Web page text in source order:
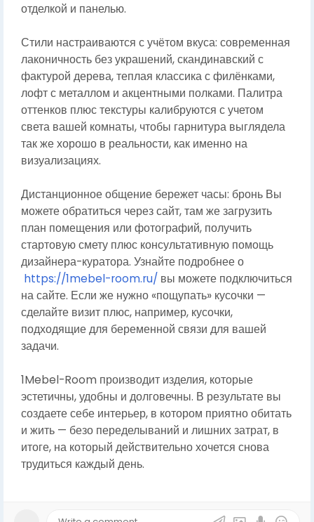
отделкой и панелью.
Стили настраиваются с учётом вкуса: современная
лаконичность без украшений, скандинавский с
фактурой дерева, теплая классика с филёнками,
лофт с металлом и акцентными полками. Палитра
оттенков плюс текстуры калибруются с учетом
света вашей комнаты, чтобы гарнитура выглядела
так же хорошо в реальности, как именно на
визуализациях.
Дистанционное общение бережет часы: бронь Вы
можете обратиться через сайт, там же загрузить
план помещения или фотографий, получить
стартовую смету плюс консультативную помощь
дизайнера-куратора. Узнайте подробнее о
https://1mebel-room.ru/ вы можете подключиться
на сайте. Если же нужно «пощупать» кусочки —
сделайте визит плюс, например, кусочки,
подходящие для беременной связи для вашей
задачи.
1Mebel-Room производит изделия, которые
эстетичны, удобны и долговечны. В результате вы
создаете себе интерьер, в котором приятно обитать
и жить — безо переделываний и лишних затрат, в
итоге, на который действительно хочется снова
трудиться каждый день.